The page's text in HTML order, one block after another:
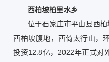
西柏坡柏里水乡
位于石家庄市平山县西
西柏坡腹地，西倚太行山，
投资12.8亿，2022年正式对